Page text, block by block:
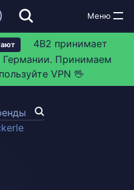
4B2 принимает
Германии. Принимаем
VPN 🖖